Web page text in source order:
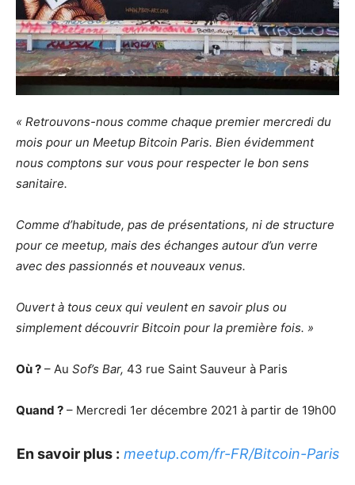
« Retrouvons-nous comme chaque premier mercredi du
mois pour un Meetup Bitcoin Paris. Bien évidemment
nous comptons sur vous pour respecter le bon sens
sanitaire.
Comme d’habitude, pas de présentations, ni de structure
pour ce meetup, mais des échanges autour d’un verre
avec des passionnés et nouveaux venus.
Ouvert à tous ceux qui veulent en savoir plus ou
simplement découvrir Bitcoin pour la première fois. »
Où ? – Au Sof’s Bar, 43 rue Saint Sauveur à Paris
Quand ? – Mercredi 1er décembre 2021 à partir de 19h00
En savoir plus : meetup.com/fr-FR/Bitcoin-Paris